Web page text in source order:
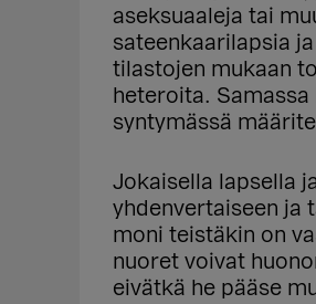
aseksuaaleja tai
sateenkaarilapsia
tilastojen mukaan
heteroita.
syntymässä
Jokaisella lapsella
yhdenvertaiseen ja
moni teistäkin on
nuoret voivat
eivätkä he pääse